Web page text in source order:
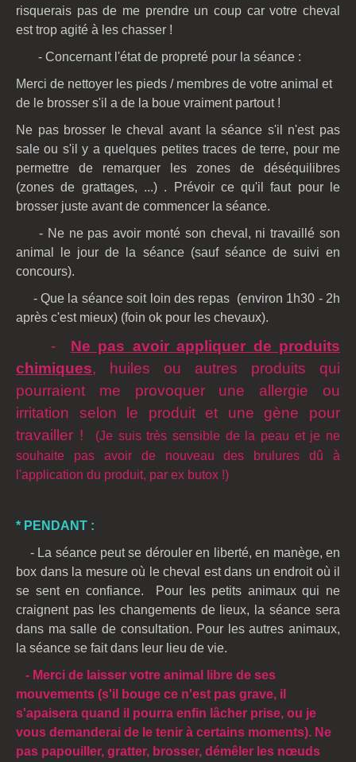
risquerais pas de me prendre un coup car votre cheval
est trop agité à les chasser !
- Concernant l'état de propreté pour la séance :
Merci de nettoyer les pieds / membres de votre animal et
de le brosser s'il a de la boue vraiment partout !
Ne pas brosser le cheval avant la séance s'il n'est pas
sale ou s'il y a quelques petites traces de terre, pour me
permettre de remarquer les zones de déséquilibres
(zones de grattages, ...) . Prévoir ce qu'il faut pour le
brosser juste avant de commencer la séance.
- Ne ne pas avoir monté son cheval, ni travaillé son
animal le jour de la séance (sauf séance de suivi en
concours).
- Que la séance soit loin des repas (environ 1h30 - 2h
après c'est mieux) (foin ok pour les chevaux).
- Ne pas avoir appliquer de produits
chimiques, huiles ou autres produits qui
pourraient me provoquer une allergie ou
irritation selon le produit et une gène pour
travailler !
(Je suis très sensible de la peau et je ne
souhaite pas avoir de nouveau des brulures dû à
l'application du produit, par ex butox !)
* PENDANT :
- La séance peut se dérouler en liberté, en manège, en
box dans la mesure où le cheval est dans un endroit où il
se sent en confiance. Pour les petits animaux qui ne
craignent pas les changements de lieux, la séance sera
dans ma salle de consultation. Pour les autres animaux,
la séance se fait dans leur lieu de vie.
- Merci de laisser votre animal libre de ses
mouvements (s'il bouge ce n'est pas grave, il
s'apaisera quand il pourra enfin lâcher prise, ou je
vous demanderai de le tenir à certains moments). Ne
pas papouiller, gratter, brosser, démêler les nœuds